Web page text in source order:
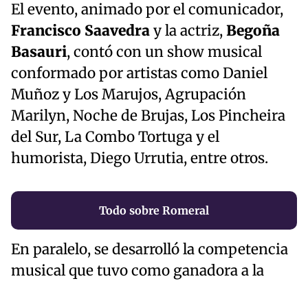
El evento, animado por el comunicador,
Francisco Saavedray la actriz,Begoña
Basauri, contó con un show musical
conformado por artistas como Daniel
Muñoz y Los Marujos, Agrupación
Marilyn, Noche de Brujas, Los Pincheira
del Sur, La Combo Tortuga y el
humorista, Diego Urrutia, entre otros.
Todo sobre Romeral
En paralelo, se desarrolló la competencia
musical que tuvo como ganadora a la